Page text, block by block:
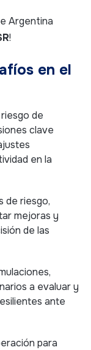
Argentina
!
en el
de
clave
en la
de riesgo,
mejoras y
de las
a evaluar y
ante
para